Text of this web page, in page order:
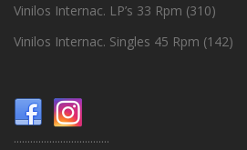
Vinilos Internac. LP’s 33 Rpm (310)
Vinilos Internac. Singles 45 Rpm (142)
...................................